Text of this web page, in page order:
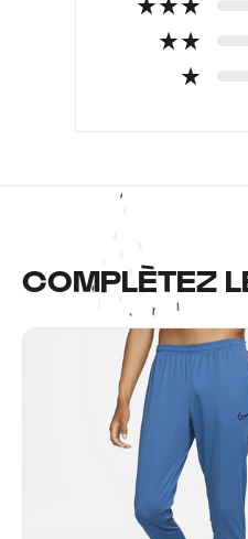
COMPLÈTEZ